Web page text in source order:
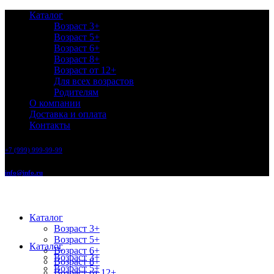
Каталог
Возраст 3+
Возраст 5+
Возраст 6+
Возраст 8+
Возраст от 12+
Для всех возрастов
Родителям
О компании
Доставка и оплата
Контакты
+7 (999) 999-99-99
info@info.ru
Каталог
Возраст 3+
Возраст 5+
Возраст 6+
Возраст 8+
Каталог
Возраст 3+
Возраст 5+